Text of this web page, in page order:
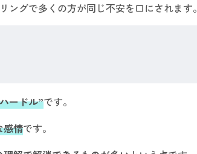
グで多くの方が同じ不安を口にされます。
ードル”です。
感情です。